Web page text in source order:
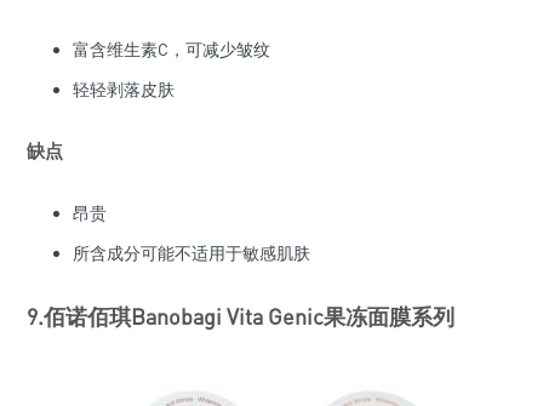
富含维生素C，可减少皱纹
轻轻剥落皮肤
缺点
昂贵
所含成分可能不适用于敏感肌肤
9.佰诺佰琪Banobagi Vita Genic果冻面膜系列